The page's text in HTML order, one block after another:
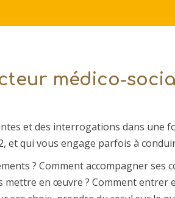
médico-
et des interrogations dans une
et qui vous engage parfois à
? Comment accompagner ses
en œuvre ? Comment entrer